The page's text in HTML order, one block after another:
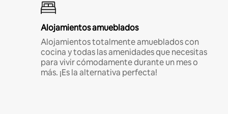
Alojamientos amueblados
Alojamientos totalmente amueblados con
cocina y todas las amenidades que necesitas
para vivir cómodamente durante un mes o
más. ¡Es la alternativa perfecta!